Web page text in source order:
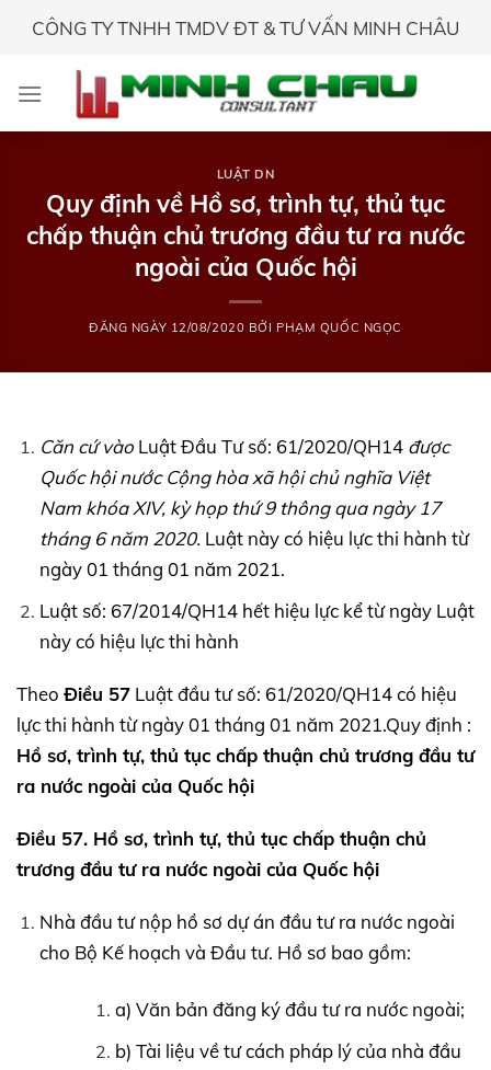
CÔNG TY TNHH TMDV ĐT & TƯ VẤN MINH CHÂU
LUẬT DN
Quy định về Hồ sơ, trình tự, thủ tục
chấp thuận chủ trương đầu tư ra nước
ngoài của Quốc hội
ĐĂNG NGÀY 12/08/2020 BỞI PHẠM QUỐC NGỌC
Căn cứ vào Luật Đầu Tư số: 61/2020/QH14 được
Quốc hội nước Cộng hòa xã hội chủ nghĩa Việt
Nam khóaXIV, kỳ họp thứ 9 thông qua ngày 17
tháng 6 năm 2020.Luật này có hiệu lực thi hành từ
ngày 01 tháng 01 năm 2021.
Luật số: 67/2014/QH14 hết hiệu lực kể từ ngày Luật
này có hiệu lực thi hành
Theo Điều 57 Luật đầu tư số: 61/2020/QH14 có hiệu
lực thi hành từ ngày 01 tháng 01 năm 2021.Quy định :
Hồ sơ, trình tự, thủ tục chấp thuận chủ trương đầu tư
ra nước ngoài của Quốc hội
Điều 57. Hồ sơ, trình tự, thủ tục chấp thuận chủ
trương đầu tư ra nước ngoài của Quốc hội
Nhà đầu tư nộp hồ sơ dự án đầu tư ra nước ngoài
cho Bộ Kế hoạch và Đầu tư. Hồ sơ bao gồm:
a) Văn bản đăng ký đầu tư ra nước ngoài;
b) Tài liệu về tư cách pháp lý của nhà đầu